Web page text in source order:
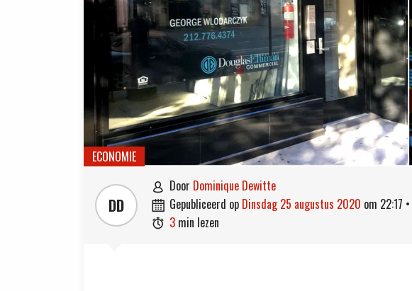
ECONOMIE
DD
 door Dominique Dewitte
 gepubliceerd op dinsdag 25 augustus 2020 om 22:17 •
 3 min lezen